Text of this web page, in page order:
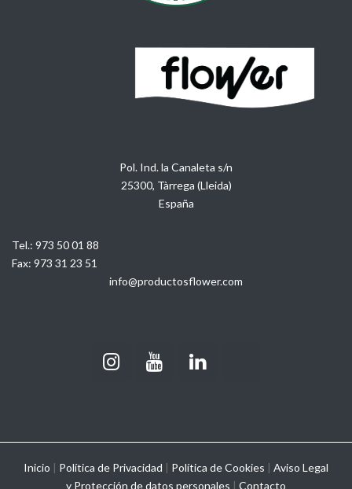
Pol. Ind. la Canaleta s/n
25300, Tàrrega (Lleida)
España
Tel.: 973 50 01 88
Fax: 973 31 23 51
info@productosflower.com
Inicio | Política de Privacidad | Política de Cookies | Aviso Legal
y Protección de datos personales | Contacto